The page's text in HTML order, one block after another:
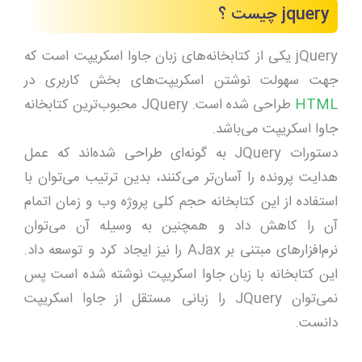
jquery چیست ؟
jQuery یکی از کتابخانه‌های زبان جاوا اسکریپت است که
جهت سهولت نوشتن اسکریپت‌های بخش کاربری در
HTML
طراحی شده است. JQuery محبوب‌ترین کتابخانه
جاوا اسکریپت می‌باشد.
دستورات JQuery به گونه‌ای طراحی شده‌اند که عمل
هدایت پرونده را آسان‌تر می‌کنند، بدین ترتیب می‌توان با
استفاده از این کتابخانه حجم کلی پروژه وب و زمان اتمام
آن را کاهش داد و همچنین به وسیله آن می‌توان
نرم‌افزارهای مبتنی بر AJax را نیز ایجاد کرد و توسعه داد.
این کتابخانه با زبان جاوا اسکریپت نوشته شده است پس
نمی‌توان JQuery را زبانی مستقل از جاوا اسکریپت
دانست.